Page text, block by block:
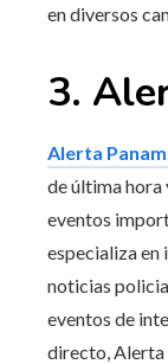
en diversos
3.
Alerta
de última hora
eventos
especializa en
noticias
eventos de
directo, Alerta